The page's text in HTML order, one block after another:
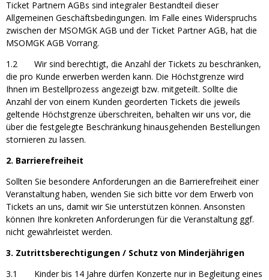
Ticket Partnern AGBs sind integraler Bestandteil dieser
Allgemeinen Geschäftsbedingungen. Im Falle eines Widerspruchs
zwischen der MSOMGK AGB und der Ticket Partner AGB, hat die
MSOMGK AGB Vorrang.
1.2 Wir sind berechtigt, die Anzahl der Tickets zu beschränken,
die pro Kunde erwerben werden kann. Die Höchstgrenze wird
Ihnen im Bestellprozess angezeigt bzw. mitgeteilt. Sollte die
Anzahl der von einem Kunden georderten Tickets die jeweils
geltende Höchstgrenze überschreiten, behalten wir uns vor, die
über die festgelegte Beschränkung hinausgehenden Bestellungen
stornieren zu lassen.
2. Barrierefreiheit
Sollten Sie besondere Anforderungen an die Barrierefreiheit einer
Veranstaltung haben, wenden Sie sich bitte vor dem Erwerb von
Tickets an uns, damit wir Sie unterstützen können. Ansonsten
können Ihre konkreten Anforderungen für die Veranstaltung ggf.
nicht gewährleistet werden.
3. Zutrittsberechtigungen / Schutz von Minderjährigen
3.1 Kinder bis 14 Jahre dürfen Konzerte nur in Begleitung eines